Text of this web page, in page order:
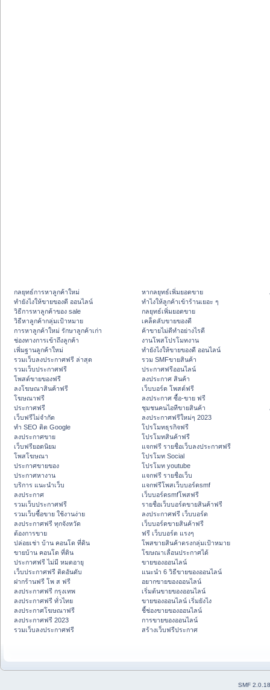
กลยุทธ์การหาลูกค้าใหม่
ทํายังไงให้ขายของดี ออนไลน์
วิธีการหาลูกค้าของ sale
วิธีหาลูกค้ากลุ่มเป้าหมาย
การหาลูกค้าใหม่ รักษาลูกค้าเก่า
ช่องทางการเข้าถึงลูกค้า
เพิ่มฐานลูกค้าใหม่
รวมเว็บลงประกาศฟรี ล่าสุด
รวมเว็บประกาศฟรี
โพสต์ขายของฟรี
ลงโฆษณาสินค้าฟรี
โฆษณาฟรี
ประกาศฟรี
เว็บฟรีไม่จำกัด
ทำ SEO ติด Google
ลงประกาศขาย
เว็บฟรียอดนิยม
โพสโฆษณา
ประกาศขายของ
ประกาศหางาน
บริการ แนะนำเว็บ
ลงประกาศ
รวมเว็บประกาศฟรี
รวมเว็บซื้อขาย ใช้งานง่าย
ลงประกาศฟรี ทุกจังหวัด
ต้องการขาย
ปล่อยเช่า บ้าน คอนโด ที่ดิน
ขายบ้าน คอนโด ที่ดิน
ประกาศฟรี ไม่มี หมดอายุ
เว็บประกาศฟรี ติดอันดับ
ฝากร้านฟรี โพ ส ฟรี
ลงประกาศฟรี กรุงเทพ
ลงประกาศฟรี ทั่วไทย
ลงประกาศโฆษณาฟรี
ลงประกาศฟรี 2023
รวมเว็บลงประกาศฟรี
หากลยุทธ์เพิ่มยอดขาย
ทําไงให้ลูกค้าเข้าร้านเยอะ ๆ
กลยุทธ์เพิ่มยอดขาย
เคล็ดลับขายของดี
ค้าขายไม่ดีทำอย่างไรดี
งานโพสโปรโมทงาน
ทํายังไงให้ขายของดี ออนไลน์
รวม SMFขายสินค้า
ประกาศฟรีออนไลน์
ลงประกาศ สินค้า
เว็บบอร์ด โพสต์ฟรี
ลงประกาศ ซื้อ-ขาย ฟรี
ชุมชนคนไอทีขายสินค้า
ลงประกาศฟรีใหม่ๆ 2023
โปรโมทธุรกิจฟรี
โปรโมทสินค้าฟรี
แจกฟรี รายชื่อเว็บลงประกาศฟรี
โปรโมท Social
โปรโมท youtube
แจกฟรี รายชื่อเว็บ
แจกฟรีโพสเว็บบอร์ดsmf
เว็บบอร์ดsmfโพสฟรี
รายชื่อเว็บบอร์ดขายสินค้าฟรี
ลงประกาศฟรี เว็บบอร์ด
เว็บบอร์ดขายสินค้าฟรี
ฟรี เว็บบอร์ด แรงๆ
โพสขายสินค้าตรงกลุ่มเป้าหมาย
โฆษณาเลื่อนประกาศได้
ขายของออนไลน์
แนะนำ 6 วิธีขายของออนไลน์
อยากขายของออนไลน์
เริ่มต้นขายของออนไลน์
ขายของออนไลน์ เริ่มยังไง
ชี้ช่องขายของออนไลน์
การขายของออนไลน์
สร้างเว็บฟรีประกาศ
SMF 2.0.18